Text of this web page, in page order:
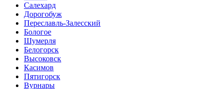
Салехард
Дорогобуж
Переславль-Залесский
Бологое
Шумерля
Белогорск
Высоковск
Касимов
Пятигорск
Вурнары